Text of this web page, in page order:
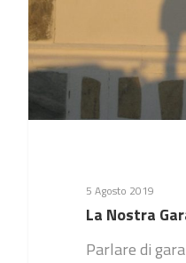
5 Agosto 2019
La Nostra
Parlare di